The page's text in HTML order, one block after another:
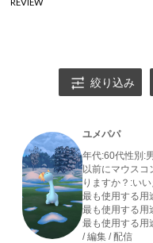
絞り込み
ユメパパ
年代:60代性別:
以前にマウスコ
りますか？:いい
最も使用する用
最も使用する用
最も使用する用
/ 編集 / 配信